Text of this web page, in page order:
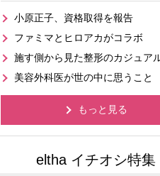
小原正子、資格取得を報告
ファミマとヒロアカがコラボ
施す側から見た整形のカジュア
美容外科医が世の中に思うこと
もっと見る